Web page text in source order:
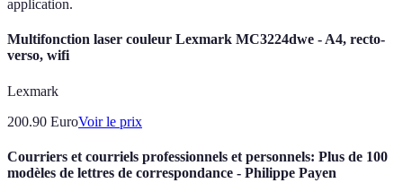
application.
Multifonction laser couleur Lexmark MC3224dwe - A4, recto-
verso, wifi
Lexmark
200.90 EuroVoir le prix
Courriers et courriels professionnels et personnels: Plus de 100
modèles de lettres de correspondance - Philippe Payen